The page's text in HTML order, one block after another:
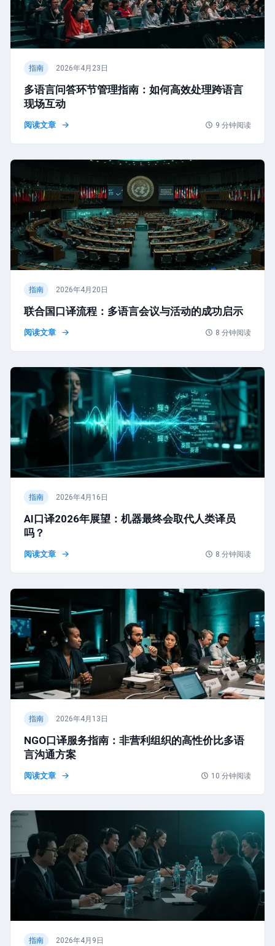
指南 2026年4月23日
多语言问答环节管理指南：如何高效处理跨语言
现场互动
阅读文章 9 分钟阅读
指南 2026年4月20日
联合国口译流程：多语言会议与活动的成功启示
阅读文章 8 分钟阅读
指南 2026年4月16日
AI口译2026年展望：机器最终会取代人类译员
吗？
阅读文章 8 分钟阅读
指南 2026年4月13日
NGO口译服务指南：非营利组织的高性价比多语
言沟通方案
阅读文章 10 分钟阅读
指南 2026年4月9日